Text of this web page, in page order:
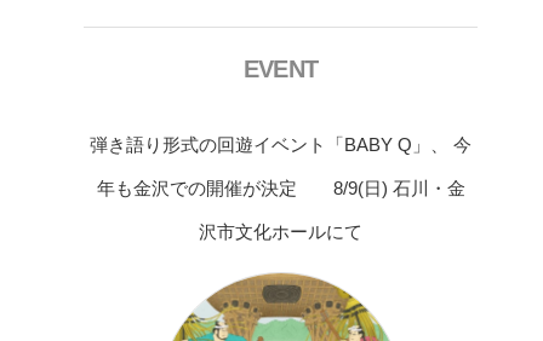
EVENT
弾き語り形式の回遊イベント「BABY Q」、 今
年も金沢での開催が決定 8/9(日) 石川・金
沢市文化ホールにて